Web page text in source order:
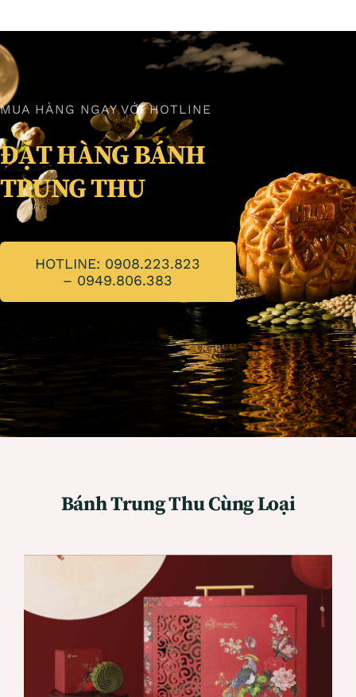
MUA HÀNG NGAY VỚI HOTLINE
ĐẶT HÀNG BÁNH
TRUNG THU
HOTLINE: 0908.223.823
– 0949.806.383
Bánh Trung Thu Cùng Loại